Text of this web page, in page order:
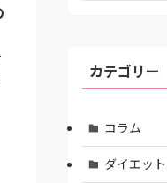
カテゴリー
コラム
ダイエット